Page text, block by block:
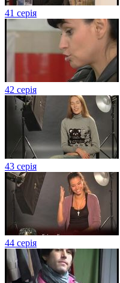
41 серія
42 серія
43 серія
44 серія